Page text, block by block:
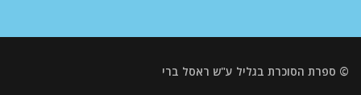
© ספרת הסוכרת בגליל ע"ש ראסל ברי